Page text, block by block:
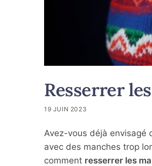
Resserrer
19 JUIN 2023
Avez-vous déjà envisagé
avec des manches trop
comment resserrer les